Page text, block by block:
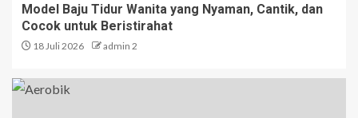
Model Baju Tidur Wanita yang Nyaman, Cantik, dan
Cocok untuk Beristirahat
18 Juli 2026 admin 2